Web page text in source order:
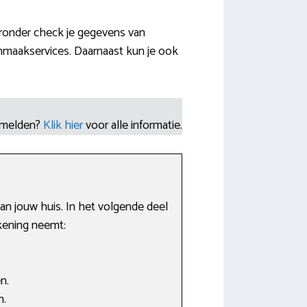
check je gegevens van
Daarnaast kun je ook
Klik hiervoor alle informatie.
jouw huis. In het volgende deel
neemt: